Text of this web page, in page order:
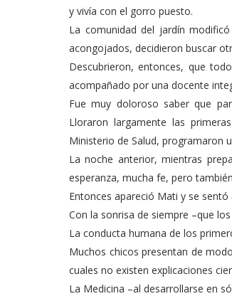
y vivía con el gorro puesto.
La comunidad del jardín
acongojados, decidieron buscar
Descubrieron, entonces, que
acompañado por una docente
Fue muy doloroso saber que
Lloraron largamente las
Ministerio de Salud, programaron
La noche anterior, mientras
esperanza, mucha fe, pero
Entonces apareció Mati y se sentó
Con la sonrisa de siempre –que
La conducta humana de los
Muchos chicos presentan de
cuales no existen explicaciones
La Medicina –al desarro­llarse en